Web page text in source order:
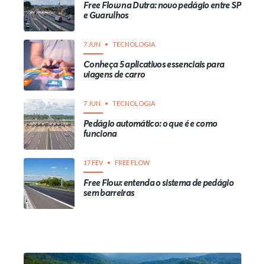
Free Flow na Dutra: novo pedágio entre SP
e Guarulhos
7 JUN TECNOLOGIA
Conheça 5 aplicativos essenciais para
viagens de carro
7 JUN TECNOLOGIA
Pedágio automático: o que é e como
funciona
17 FEV FREE FLOW
Free Flow: entenda o sistema de pedágio
sem barreiras